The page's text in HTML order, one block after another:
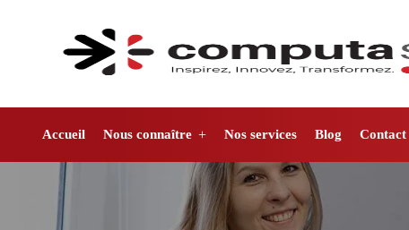
Accueil Nous connaître Nos services Blog Contact